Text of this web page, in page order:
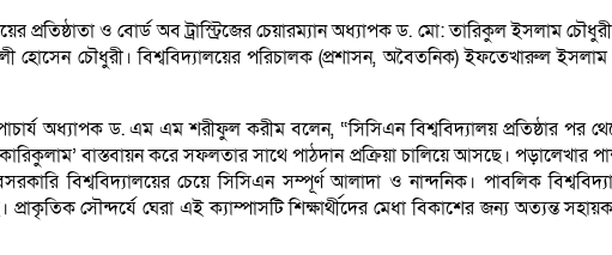
প্রতিষ্ঠাতা ও বোর্ড অব ট্রাস্ট্রিজের চেয়ারম্যান অধ্যাপক ড. মো: তারিকুল ইসলাম
চৌধুরী। বিশ্ববিদ্যালয়ের পরিচালক (প্রশাসন, অবৈতনিক) ইফতেখারুল ইসলাম
অধ্যাপক ড. এম এম শরীফুল করীম বলেন, “সিসিএন বিশ্ববিদ্যালয় প্রতিষ্ঠার পর
বাস্তবায়ন করে সফলতার সাথে পাঠদান প্রক্রিয়া চালিয়ে আসছে। পড়ালেখার
বিশ্ববিদ্যালয়ের চেয়ে সিসিএন সম্পূর্ণ আলাদা ও নান্দনিক। পাবলিক
সৌন্দর্যে ঘেরা এই ক্যাম্পাসটি শিক্ষার্থীদের মেধা বিকাশের জন্য অত্যন্ত